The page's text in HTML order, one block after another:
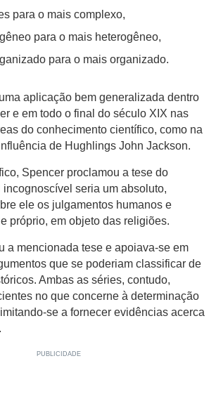
para o mais complexo,
para o mais heterogêneo,
para o mais organizado.
aplicação bem generalizada dentro
e em todo o final do século XIX nas
do conhecimento científico, como na
de Hughlings John Jackson.
Spencer proclamou a tese do
incognoscível seria um absoluto,
ele os julgamentos humanos e
próprio, em objeto das religiões.
a mencionada tese e apoiava-se em
que se poderiam classificar de
Ambas as séries, contudo,
no que concerne à determinação
se a fornecer evidências acerca